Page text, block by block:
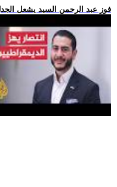
.. فوز عبد الرحمن السيد يشعل